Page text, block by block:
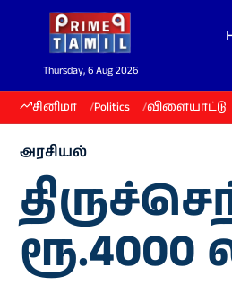
Thursday, 6 Aug 2026
சினிமா Politics விளையாட்டு
அரசியல்